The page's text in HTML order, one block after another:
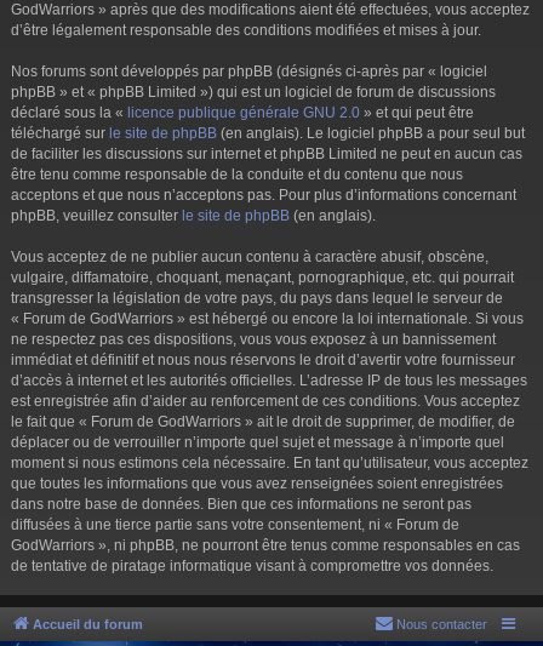
GodWarriors » après que des modifications aient été effectuées, vous acceptez
d’être légalement responsable des conditions modifiées et mises à jour.
Nos forums sont développés par phpBB (désignés ci-après par « logiciel
phpBB » et « phpBB Limited ») qui est un logiciel de forum de discussions
déclaré sous la « licence publique générale GNU 2.0 » et qui peut être
téléchargé sur le site de phpBB (en anglais). Le logiciel phpBB a pour seul but
de faciliter les discussions sur internet et phpBB Limited ne peut en aucun cas
être tenu comme responsable de la conduite et du contenu que nous
acceptons et que nous n’acceptons pas. Pour plus d’informations concernant
phpBB, veuillez consulter le site de phpBB (en anglais).
Vous acceptez de ne publier aucun contenu à caractère abusif, obscène,
vulgaire, diffamatoire, choquant, menaçant, pornographique, etc. qui pourrait
transgresser la législation de votre pays, du pays dans lequel le serveur de
« Forum de GodWarriors » est hébergé ou encore la loi internationale. Si vous
ne respectez pas ces dispositions, vous vous exposez à un bannissement
immédiat et définitif et nous nous réservons le droit d’avertir votre fournisseur
d’accès à internet et les autorités officielles. L’adresse IP de tous les messages
est enregistrée afin d’aider au renforcement de ces conditions. Vous acceptez
le fait que « Forum de GodWarriors » ait le droit de supprimer, de modifier, de
déplacer ou de verrouiller n’importe quel sujet et message à n’importe quel
moment si nous estimons cela nécessaire. En tant qu’utilisateur, vous acceptez
que toutes les informations que vous avez renseignées soient enregistrées
dans notre base de données. Bien que ces informations ne seront pas
diffusées à une tierce partie sans votre consentement, ni « Forum de
GodWarriors », ni phpBB, ne pourront être tenus comme responsables en cas
de tentative de piratage informatique visant à compromettre vos données.
Accueil du forum Nous contacter